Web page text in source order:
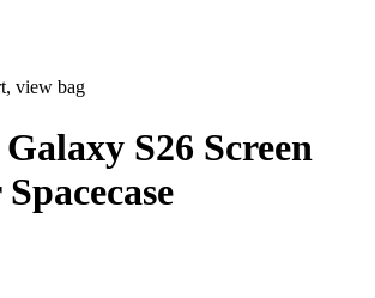
view bag
S26 Screen